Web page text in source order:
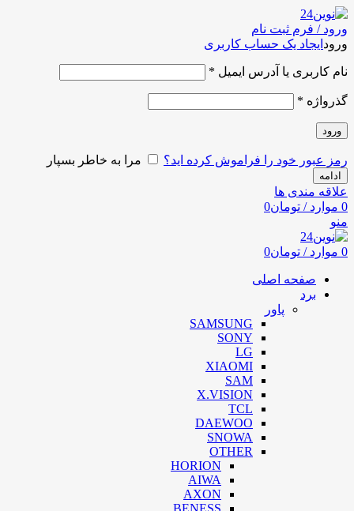
ورود / فرم ثبت نام
ورود ایجاد یک حساب کاربری
نام کاربری یا آدرس ایمیل *
گذرواژه *
ورود
رمز عبور خود را فراموش کرده اید؟ مرا به خاطر بسپار
ادامه
علاقه مندی ها
0 موارد / تومان0
منو
0 موارد / تومان0
صفحه اصلی
برد
پاور
SAMSUNG
SONY
LG
XIAOMI
SAM
X.VISION
TCL
DAEWOO
SNOWA
OTHER
HORION
AIWA
AXON
BENESS